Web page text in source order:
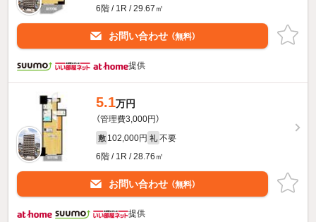
6階 / 1R / 29.67㎡
お問い合わせ （無料）
提供
5.1万円
（管理費3,000円）
敷 102,000円 礼 不要
6階 / 1R / 28.76㎡
お問い合わせ （無料）
提供